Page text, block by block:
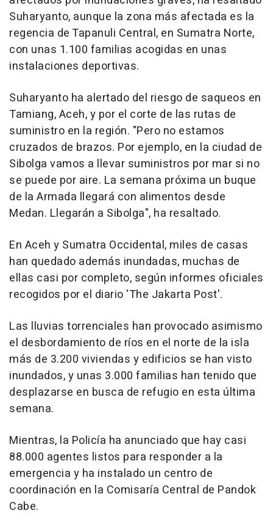
Suharyanto, aunque la zona más afectada es la
regencia de Tapanuli Central, en Sumatra Norte,
con unas 1.100 familias acogidas en unas
instalaciones deportivas.
Suharyanto ha alertado del riesgo de saqueos en
Tamiang, Aceh, y por el corte de las rutas de
suministro en la región. "Pero no estamos
cruzados de brazos. Por ejemplo, en la ciudad de
Sibolga vamos a llevar suministros por mar si no
se puede por aire. La semana próxima un buque
de la Armada llegará con alimentos desde
Medan. Llegarán a Sibolga", ha resaltado.
En Aceh y Sumatra Occidental, miles de casas
han quedado además inundadas, muchas de
ellas casi por completo, según informes oficiales
recogidos por el diario 'The Jakarta Post'.
Las lluvias torrenciales han provocado asimismo
el desbordamiento de ríos en el norte de la isla
más de 3.200 viviendas y edificios se han visto
inundados, y unas 3.000 familias han tenido que
desplazarse en busca de refugio en esta última
semana.
Mientras, la Policía ha anunciado que hay casi
88.000 agentes listos para responder a la
emergencia y ha instalado un centro de
coordinación en la Comisaría Central de Pandok
Cabe.